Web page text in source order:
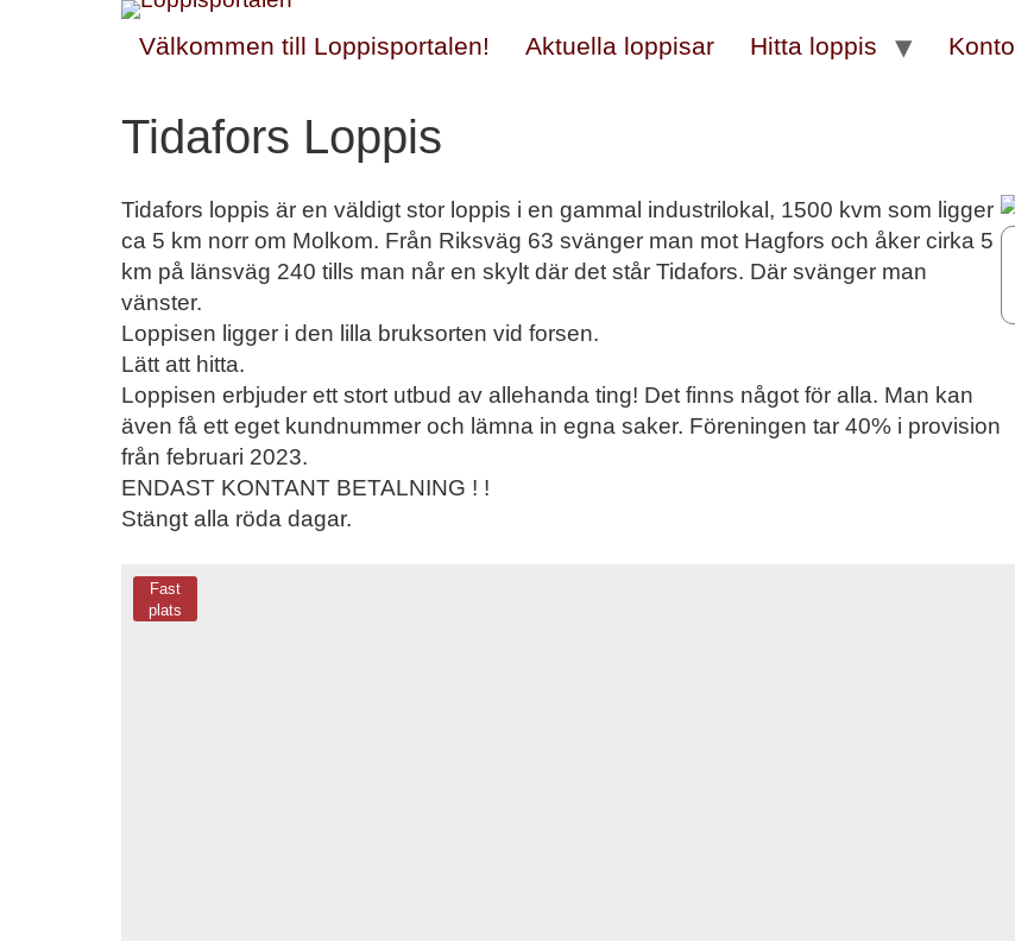
Välkommen till Loppisportalen! Aktuella loppisar Hitta loppis Konto
Tidafors Loppis
Tidafors loppis är en väldigt stor loppis i en gammal industrilokal, 1500 kvm som ligger
ca 5 km norr om Molkom. Från Riksväg 63 svänger man mot Hagfors och åker cirka 5
km på länsväg 240 tills man når en skylt där det står Tidafors. Där svänger man
vänster.
Loppisen ligger i den lilla bruksorten vid forsen.
Lätt att hitta.
Loppisen erbjuder ett stort utbud av allehanda ting! Det finns något för alla. Man kan
även få ett eget kundnummer och lämna in egna saker. Föreningen tar 40% i provision
från februari 2023.
ENDAST KONTANT BETALNING ! !
Stängt alla röda dagar.
Fast
plats